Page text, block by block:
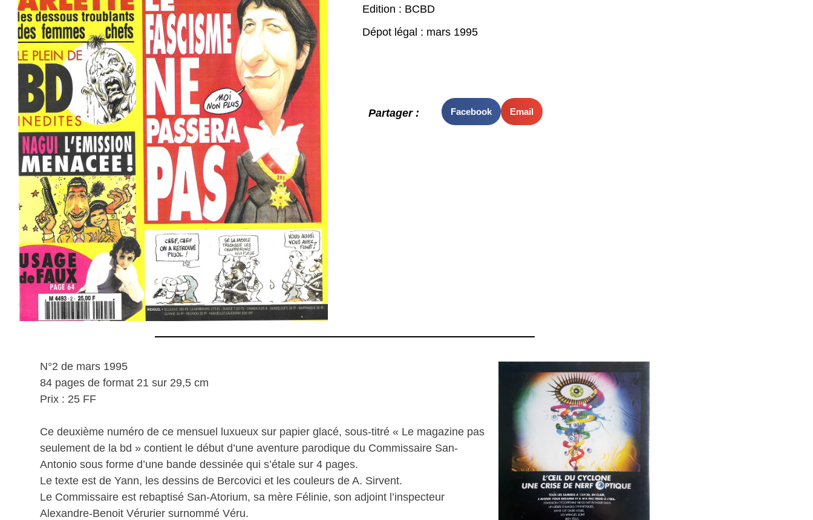
Edition : BCBD
Dépot légal : mars 1995
Partager : Facebook Email
N°2 de mars 1995
84 pages de format 21 sur 29,5 cm
Prix : 25 FF
Ce deuxième numéro de ce mensuel luxueux sur papier glacé, sous-titré « Le magazine pas
seulement de la bd » contient le début d’une aventure parodique du Commissaire San-
Antonio sous forme d’une bande dessinée qui s’étale sur 4 pages.
Le texte est de Yann, les dessins de Bercovici et les couleurs de A. Sirvent.
Le Commissaire est rebaptisé San-Atorium, sa mère Félinie, son adjoint l’inspecteur
Alexandre-Benoit Vérurier surnommé Véru.